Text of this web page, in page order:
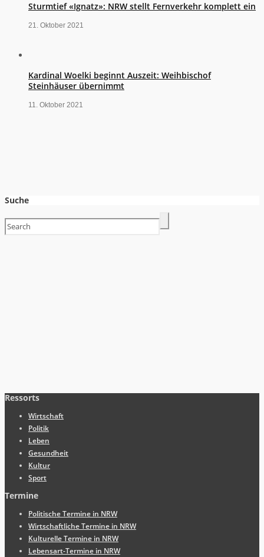
Sturmtief «Ignatz»: NRW stellt Fernverkehr komplett ein
21. Oktober 2021
Kardinal Woelki beginnt Auszeit: Weihbischof
Steinhäuser übernimmt
11. Oktober 2021
Suche
Ressorts
Wirtschaft
Politik
Leben
Gesundheit
Kultur
Sport
Termine
Politische Termine in NRW
Wirtschaftliche Termine in NRW
Kulturelle Termine in NRW
Lebensart-Termine in NRW